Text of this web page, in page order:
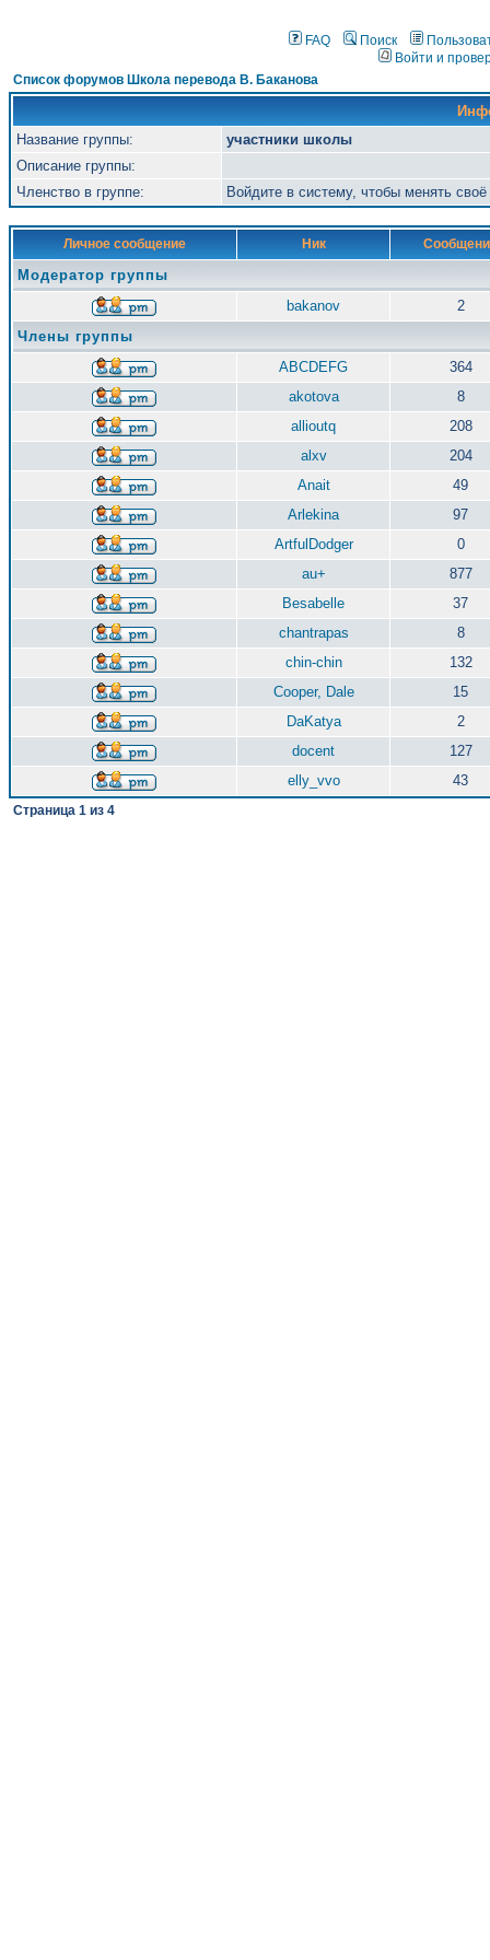
FAQ Поиск
Войти и
Список форумов Школа перевода В. Баканова
Название группы:
участники школы
Описание группы:
Членство в группе:
Войдите в систему, чтобы менять
Личное сообщение Ник
Модератор группы
bakanov
2
Члены группы
ABCDEFG
364
akotova
8
allioutq
208
alxv
204
Anait
49
Arlekina
97
ArtfulDodger
0
au+
877
Besabelle
37
chantrapas
8
chin-chin
132
Cooper, Dale
15
DaKatya
2
docent
127
elly_vvo
43
Страница 1 из 4